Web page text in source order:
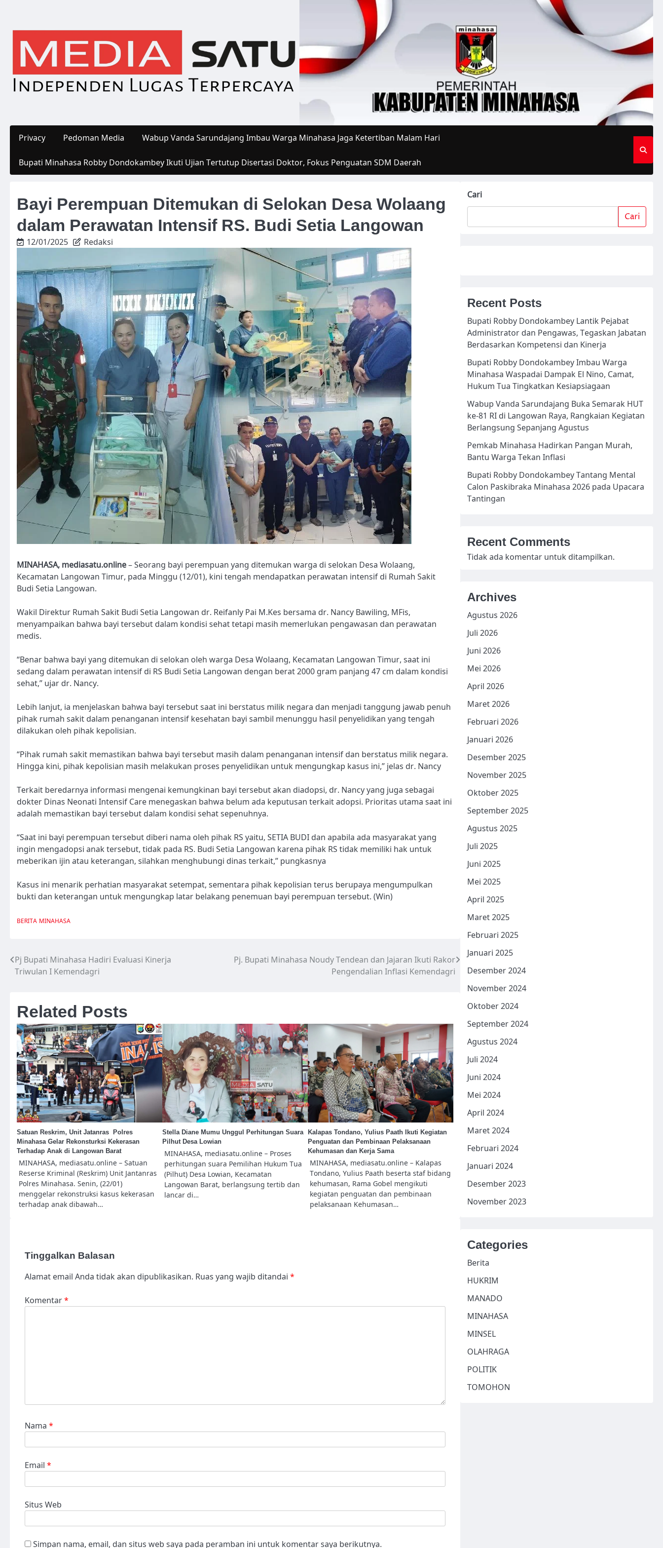
content
Privacy Pedoman Media Wabup Vanda Sarundajang Imbau Warga Minahasa Jaga Ketertiban Malam Hari
Bupati Minahasa Robby Dondokambey Ikuti Ujian Tertutup Disertasi Doktor, Fokus Penguatan SDM Daerah
Bayi Perempuan Ditemukan di Selokan Desa Wolaang
dalam Perawatan Intensif RS. Budi Setia Langowan
12/01/2025 Redaksi
MINAHASA, mediasatu.online– Seorang bayi perempuan yang ditemukan warga di selokan Desa Wolaang,
Kecamatan Langowan Timur, pada Minggu (12/01), kini tengah mendapatkan perawatan intensif di Rumah Sakit
Budi Setia Langowan.
Wakil Direktur Rumah Sakit Budi Setia Langowan dr. Reifanly Pai M.Kes bersama dr. Nancy Bawiling, MFis,
menyampaikan bahwa bayi tersebut dalam kondisi sehat tetapi masih memerlukan pengawasan dan perawatan
medis.
“Benar bahwa bayi yang ditemukan di selokan oleh warga Desa Wolaang, Kecamatan Langowan Timur, saat ini
sedang dalam perawatan intensif di RS Budi Setia Langowan dengan berat 2000 gram panjang 47 cm dalam kondisi
sehat,” ujar dr. Nancy.
Lebih lanjut, ia menjelaskan bahwa bayi tersebut saat ini berstatus milik negara dan menjadi tanggung jawab penuh
pihak rumah sakit dalam penanganan intensif kesehatan bayi sambil menunggu hasil penyelidikan yang tengah
dilakukan oleh pihak kepolisian.
“Pihak rumah sakit memastikan bahwa bayi tersebut masih dalam penanganan intensif dan berstatus milik negara.
Hingga kini, pihak kepolisian masih melakukan proses penyelidikan untuk mengungkap kasus ini,” jelas dr. Nancy
Terkait beredarnya informasi mengenai kemungkinan bayi tersebut akan diadopsi, dr. Nancy yang juga sebagai
dokter Dinas Neonati Intensif Care menegaskan bahwa belum ada keputusan terkait adopsi. Prioritas utama saat ini
adalah memastikan bayi tersebut dalam kondisi sehat sepenuhnya.
“Saat ini bayi perempuan tersebut diberi nama oleh pihak RS yaitu, SETIA BUDI dan apabila ada masyarakat yang
ingin mengadopsi anak tersebut, tidak pada RS. Budi Setia Langowan karena pihak RS tidak memiliki hak untuk
meberikan ijin atau keterangan, silahkan menghubungi dinas terkait,” pungkasnya
Kasus ini menarik perhatian masyarakat setempat, sementara pihak kepolisian terus berupaya mengumpulkan
bukti dan keterangan untuk mengungkap latar belakang penemuan bayi perempuan tersebut. (Win)
BERITA MINAHASA
Navigasi
Pj Bupati Minahasa Hadiri Evaluasi Kinerja
Triwulan I Kemendagri
Pj. Bupati Minahasa Noudy Tendean dan Jajaran Ikuti Rakor
Pengendalian Inflasi Kemendagri
Related Posts
Satuan Reskrim, Unit Jatanras Polres
Minahasa Gelar Rekonsturksi Kekerasan
Terhadap Anak di Langowan Barat
MINAHASA, mediasatu.online – Satuan
Reserse Kriminal (Reskrim) Unit Jantanras
Polres Minahasa. Senin, (22/01)
menggelar rekonstruksi kasus kekerasan
terhadap anak dibawah…
Stella Diane Mumu Unggul Perhitungan Suara
Pilhut Desa Lowian
MINAHASA, mediasatu.online – Proses
perhitungan suara Pemilihan Hukum Tua
(Pilhut) Desa Lowian, Kecamatan
Langowan Barat, berlangsung tertib dan
lancar di…
Kalapas Tondano, Yulius Paath Ikuti Kegiatan
Penguatan dan Pembinaan Pelaksanaan
Kehumasan dan Kerja Sama
MINAHASA, mediasatu.online – Kalapas
Tondano, Yulius Paath beserta staf bidang
kehumasan, Rama Gobel mengikuti
kegiatan penguatan dan pembinaan
pelaksanaan Kehumasan…
Tinggalkan Balasan
Alamat email Anda tidak akan dipublikasikan. Ruas yang wajib ditandai *
Komentar*
Nama *
Email *
Situs Web
Simpan nama, email, dan situs web saya pada peramban ini untuk komentar saya berikutnya.
Cari
Cari
Recent Posts
Bupati Robby Dondokambey Lantik Pejabat
Administrator dan Pengawas, Tegaskan Jabatan
Berdasarkan Kompetensi dan Kinerja
Bupati Robby Dondokambey Imbau Warga
Minahasa Waspadai Dampak El Nino, Camat,
Hukum Tua Tingkatkan Kesiapsiagaan
Wabup Vanda Sarundajang Buka Semarak HUT
ke-81 RI di Langowan Raya, Rangkaian Kegiatan
Berlangsung Sepanjang Agustus
Pemkab Minahasa Hadirkan Pangan Murah,
Bantu Warga Tekan Inflasi
Bupati Robby Dondokambey Tantang Mental
Calon Paskibraka Minahasa 2026 pada Upacara
Tantingan
Recent Comments
Tidak ada komentar untuk ditampilkan.
Archives
Agustus 2026
Juli 2026
Juni 2026
Mei 2026
April 2026
Maret 2026
Februari 2026
Januari 2026
Desember 2025
November 2025
Oktober 2025
September 2025
Agustus 2025
Juli 2025
Juni 2025
Mei 2025
April 2025
Maret 2025
Februari 2025
Januari 2025
Desember 2024
November 2024
Oktober 2024
September 2024
Agustus 2024
Juli 2024
Juni 2024
Mei 2024
April 2024
Maret 2024
Februari 2024
Januari 2024
Desember 2023
November 2023
Categories
Berita
HUKRIM
MANADO
MINAHASA
MINSEL
OLAHRAGA
POLITIK
TOMOHON